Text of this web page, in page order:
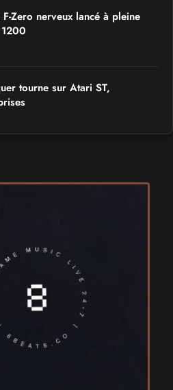
Zero nerveux lancé à pleine
tourne sur Atari ST,